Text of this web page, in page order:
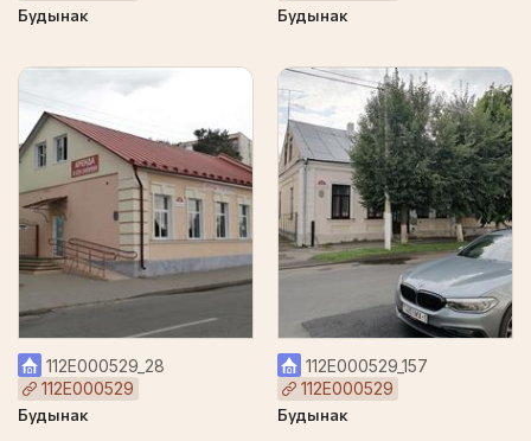
Будынак
112Е000529_28
112Е000529
Будынак
Будынак
112Е000529_157
112Е000529
Будынак